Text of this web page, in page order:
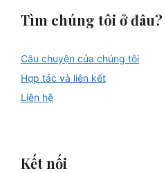
Tìm chúng tôi ở đâu?
Câu chuyện của chúng tôi
Hợp tác và liên kết
Liên hệ
Kết nối